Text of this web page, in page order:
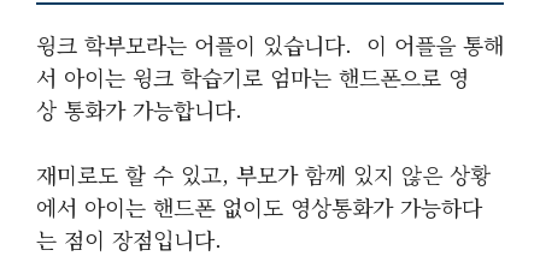
윙크 학부모라는 어플이 있습니다. 이 어플을 통해
서 아이는 윙크 학습기로 엄마는 핸드폰으로 영
상 통화가 가능합니다.
재미로도 할 수 있고, 부모가 함께 있지 않은 상황
에서 아이는 핸드폰 없이도 영상통화가 가능하다
는 점이 장점입니다.